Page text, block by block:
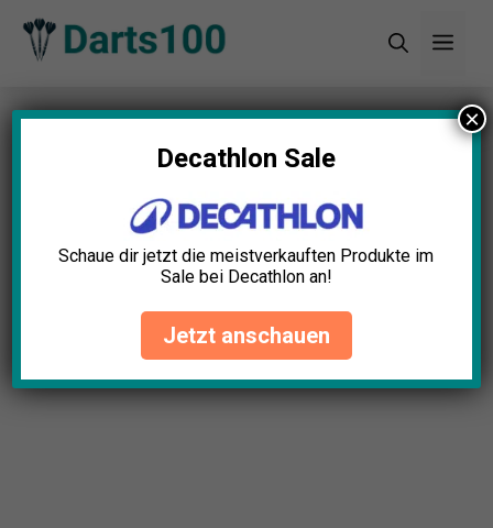
Zum
Inhalt
Startseite»Blog»11+ tolle Darts Cyber Monday
Angebote (2024)
11+ tolle Darts Cyber Monday
Angebote (2024)
Lina Lehmann April 23, 2025
Decathlon Sale
Schaue dir jetzt die meistverkauften Produkte im
Sale bei Decathlon an!
Jetzt anschauen
×